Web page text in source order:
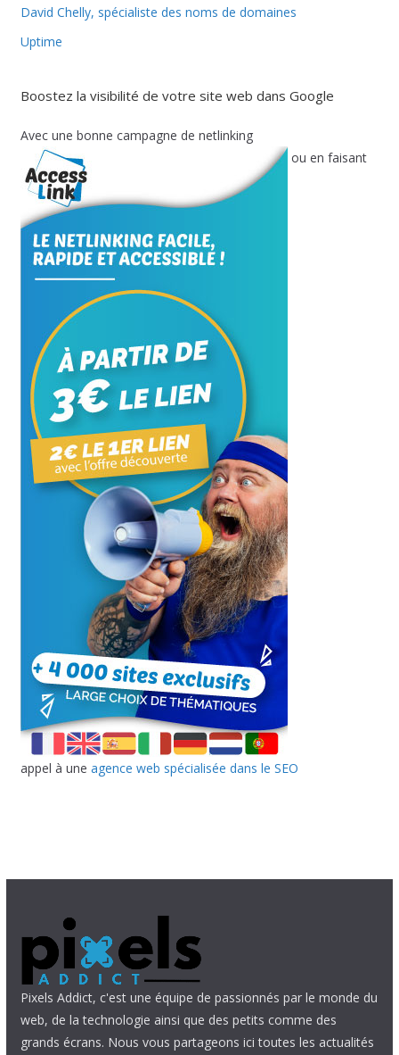
David Chelly, spécialiste des noms de domaines
Uptime
Boostez la visibilité de votre site web dans Google
Avec une bonne campagne de netlinking
ou en faisant
appel à une agence web spécialisée dans le SEO
Pixels Addict, c'est une équipe de passionnés par le monde du
web, de la technologie ainsi que des petits comme des
grands écrans. Nous vous partageons ici toutes les actualités